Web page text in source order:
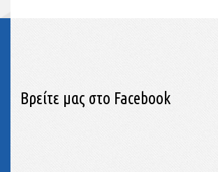
Βρείτε μας στο Facebook